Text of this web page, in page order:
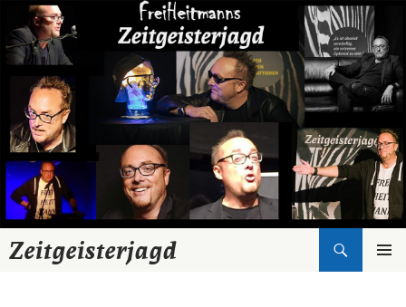
Zeitgeisterjagd
Suchen
Zum